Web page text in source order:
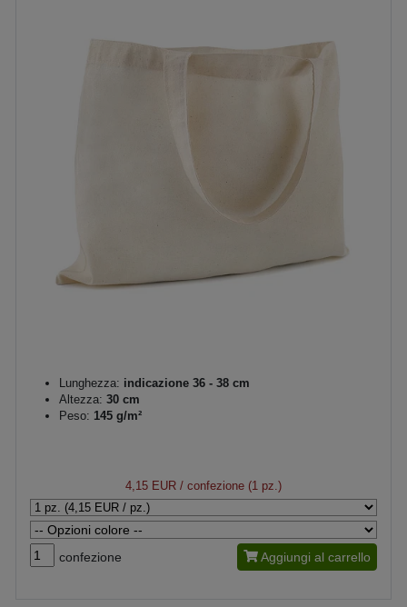
Lunghezza: indicazione 36 - 38 cm
Altezza: 30 cm
Peso: 145 g/m²
4,15 EUR / confezione (1 pz.)
confezione Aggiungi al carrello